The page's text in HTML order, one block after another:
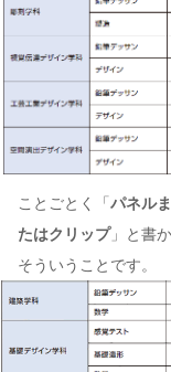
ことごとく「 パネル
たはクリップ」と書
そういうことです。